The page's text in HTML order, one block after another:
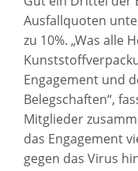
Ausfallquoten
zu 10%. „Was alle
Engagement und
Belegschaften“,
Mitglieder
das Engagement
gegen das Virus